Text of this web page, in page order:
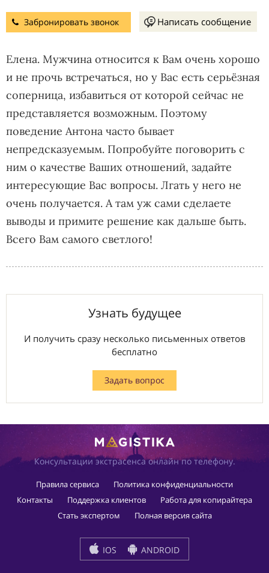
Забронировать звонок Написать сообщение
Елена. Мужчина относится к Вам очень хорошо
и не прочь встречаться, но у Вас есть серьёзная
соперница, избавиться от которой сейчас не
представляется возможным. Поэтому
поведение Антона часто бывает
непредсказуемым. Попробуйте поговорить с
ним о качестве Ваших отношений, задайте
интересующие Вас вопросы. Лгать у него не
очень получается. А там уж сами сделаете
выводы и примите решение как дальше быть.
Всего Вам самого светлого!
Узнать будущее
И получить сразу несколько письменных ответов
бесплатно
Задать вопрос
Консультации экстрасенса онлайн по телефону.
Правила сервиса
Политика конфиденциальности
Контакты
Поддержка клиентов
Работа для копирайтера
Стать экспертом
Полная версия сайта
IOS ANDROID